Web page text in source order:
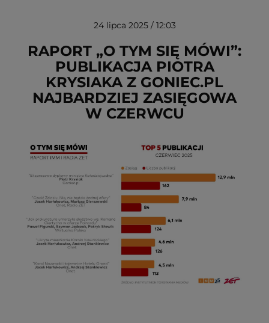
USUŃ ZE SCHOWKA
24 lipca 2025 / 12:03
RAPORT „O TYM SIĘ MÓWI”:
PUBLIKACJA PIOTRA
KRYSIAKA Z GONIEC.PL
NAJBARDZIEJ ZASIĘGOWA
W CZERWCU